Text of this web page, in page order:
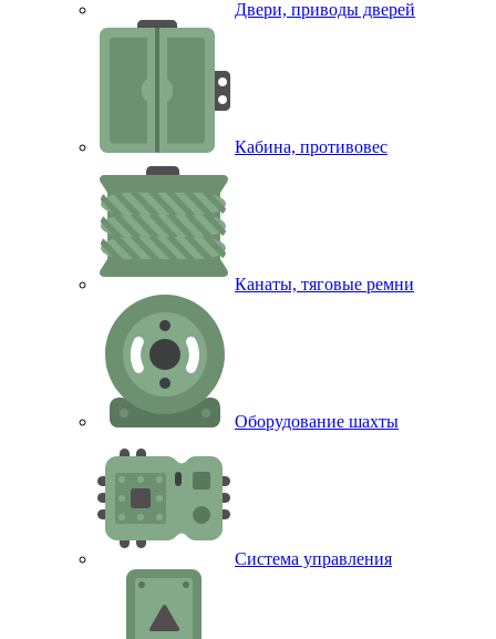
Двери, приводы дверей
Кабина, противовес
Канаты, тяговые ремни
Оборудование шахты
Система управления